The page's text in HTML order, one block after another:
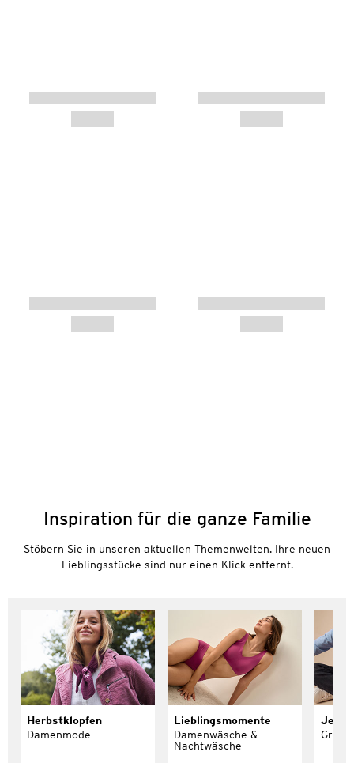
Inspiration für die ganze Familie
Stöbern Sie in unseren aktuellen Themenwelten. Ihre neuen
Lieblingsstücke sind nur einen Klick entfernt.
Herbstklopfen
Damenmode
Lieblingsmomente
Damenwäsche &
Nachtwäsche